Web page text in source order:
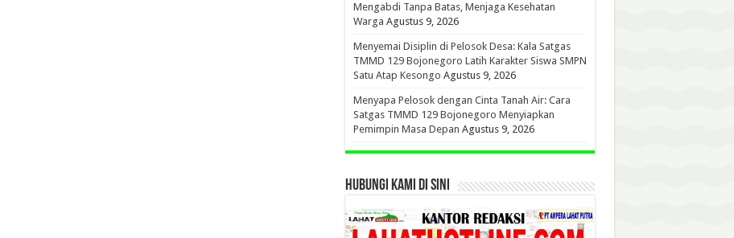
Mengabdi Tanpa Batas, Menjaga Kesehatan
Warga Agustus 9, 2026
Menyemai Disiplin di Pelosok Desa: Kala Satgas
TMMD 129 Bojonegoro Latih Karakter Siswa SMPN
Satu Atap Kesongo Agustus 9, 2026
Menyapa Pelosok dengan Cinta Tanah Air: Cara
Satgas TMMD 129 Bojonegoro Menyiapkan
Pemimpin Masa Depan Agustus 9, 2026
HUBUNGI KAMI DI SINI